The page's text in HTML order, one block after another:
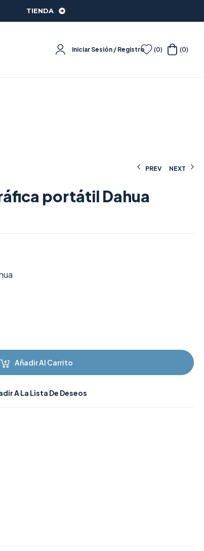
TIENDA
Iniciar Sesión / Registro (0) (0)
PREV NEXT
portátil Dahua
Añadir Al Carrito
A La Lista De Deseos